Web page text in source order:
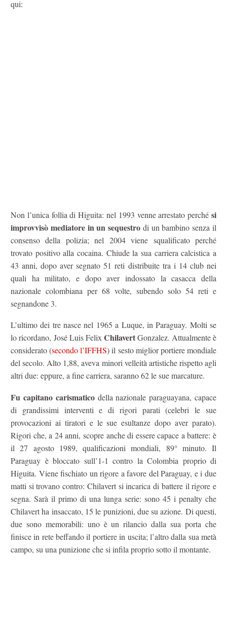
qui:
Non l’unica follia di Higuita: nel 1993 venne arrestato perché si
improvvisò mediatore in un sequestro di un bambino senza il
consenso della polizia; nel 2004 viene squalificato perché
trovato positivo alla cocaina. Chiude la sua carriera calcistica a
43 anni, dopo aver segnato 51 reti distribuite tra i 14 club nei
quali ha militato, e dopo aver indossato la casacca della
nazionale colombiana per 68 volte, subendo solo 54 reti e
segnandone 3.
L’ultimo dei tre nasce nel 1965 a Luque, in Paraguay. Molti se
lo ricordano, José Luis FelixChilavertGonzalez. Attualmente è
considerato (secondo l’IFFHS) il sesto miglior portiere mondiale
del secolo. Alto 1,88, aveva minori velleità artistiche rispetto agli
altri due: eppure, a fine carriera, saranno 62 le sue marcature.
Fu capitano carismaticodella nazionale paraguayana, capace
di grandissimi interventi e di rigori parati (celebri le sue
provocazioni ai tiratori e le sue esultanze dopo aver parato).
Rigori che, a 24 anni, scopre anche di essere capace a battere: è
il 27 agosto 1989, qualificazioni mondiali, 89° minuto. Il
Paraguay è bloccato sull’1-1 contro la Colombia proprio di
Higuita. Viene fischiato un rigore a favore del Paraguay, e i due
matti si trovano contro: Chilavert si incarica di battere il rigore e
segna. Sarà il primo di una lunga serie: sono 45 i penalty che
Chilavert ha insaccato, 15 le punizioni, due su azione. Di questi,
due sono memorabili: uno è un rilancio dalla sua porta che
finisce in rete beffando il portiere in uscita; l’altro dalla sua metà
campo, su una punizione che si infila proprio sotto il montante.